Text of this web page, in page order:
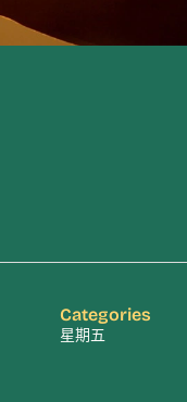
Categories
星期五